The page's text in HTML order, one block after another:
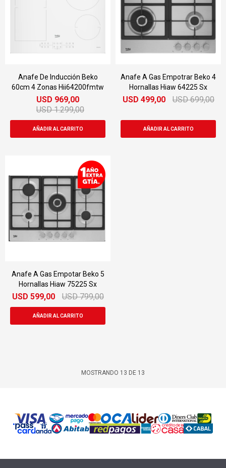
Anafe De Inducción Beko
60cm 4 Zonas Hii64200fmtw
USD 969,00
USD 1.299,00
Anafe A Gas Empotrar Beko 4
Hornallas Hiaw 64225 Sx
USD 499,00 USD 699,00
Anafe A Gas Empotar Beko 5
Hornallas Hiaw 75225 Sx
USD 599,00 USD 799,00
MOSTRANDO 13 DE 13